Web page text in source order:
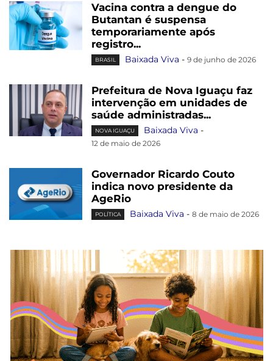
Vacina contra a dengue do
Butantan é suspensa
temporariamente após
registro...
BRASIL Baixada Viva - 9 de junho de 2026
Prefeitura de Nova Iguaçu faz
intervenção em unidades de
saúde administradas...
NOVA IGUAÇU Baixada Viva -
12 de maio de 2026
Governador Ricardo Couto
indica novo presidente da
AgeRio
POLÍTICA Baixada Viva - 8 de maio de 2026